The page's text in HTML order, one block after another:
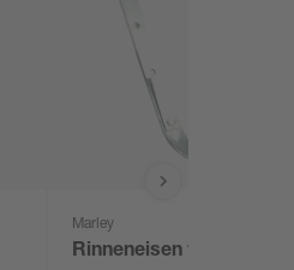
Marley
Rinneneisen verzinkt